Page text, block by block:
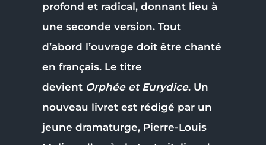
profond et radical, donnant lieu à
une seconde version. Tout
d’abord l’ouvrage doit être chanté
en français. Le titre
devient Orphée et Eurydice. Un
nouveau livret est rédigé par un
jeune dramaturge, Pierre-Louis